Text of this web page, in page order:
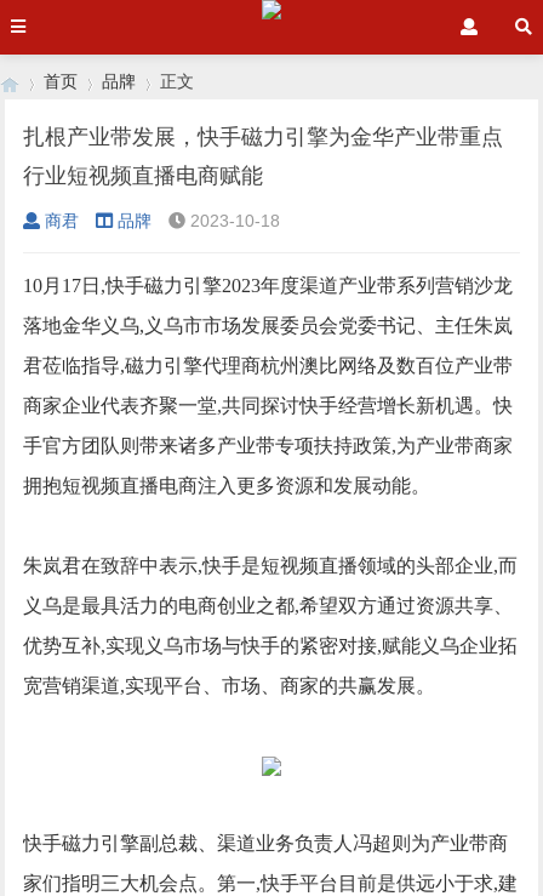
首页
›
品牌
›
正文
扎根产业带发展，快手磁力引擎为金华产业带重点
行业短视频直播电商赋能
商君 品牌 2023-10-18
10月17日,快手磁力引擎2023年度渠道产业带系列营销沙龙
落地金华义乌,义乌市市场发展委员会党委书记、主任朱岚
君莅临指导,磁力引擎代理商杭州澳比网络及数百位产业带
商家企业代表齐聚一堂,共同探讨快手经营增长新机遇。快
手官方团队则带来诸多产业带专项扶持政策,为产业带商家
拥抱短视频直播电商注入更多资源和发展动能。
朱岚君在致辞中表示,快手是短视频直播领域的头部企业,而
义乌是最具活力的电商创业之都,希望双方通过资源共享、
优势互补,实现义乌市场与快手的紧密对接,赋能义乌企业拓
宽营销渠道,实现平台、市场、商家的共赢发展。
快手磁力引擎副总裁、渠道业务负责人冯超则为产业带商
家们指明三大机会点。第一,快手平台目前是供远小于求,建